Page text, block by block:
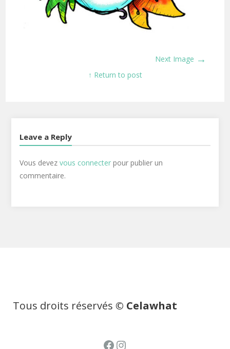
Next Image →
↑ Return to post
Leave a Reply
Vous devez vous connecterpour publier un
commentaire.
Tous droits réservés © Celawhat
Facebook
Instagram